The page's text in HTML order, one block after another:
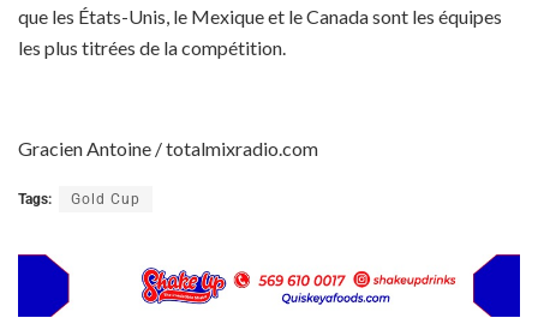
que les États-Unis, le Mexique et le Canada sont les équipes
les plus titrées de la compétition.
Gracien Antoine / totalmixradio.com
Tags: Gold Cup